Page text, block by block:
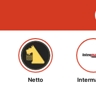
Netto